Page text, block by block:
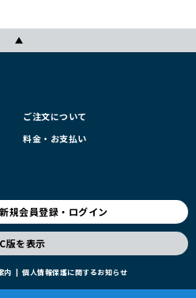
ご注文について
料金・お支払い
規会員登録・ログイン
版を表示
内 個人情報保護に関するお知らせ